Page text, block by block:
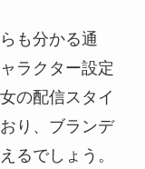
も分かる通
ラクター設定
の配信スタイ
り、ブランデ
るでしょう。